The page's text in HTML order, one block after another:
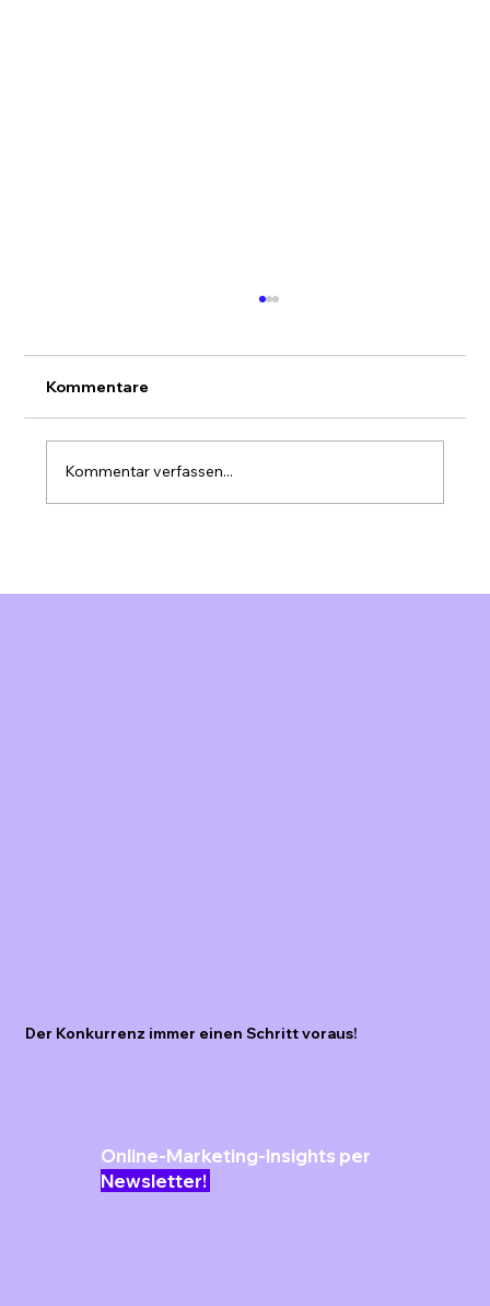
Kommentare
Kommentar verfassen...
Der Konkurrenz immer einen Schritt voraus!
Online-Marketing-Insights per
Newsletter!